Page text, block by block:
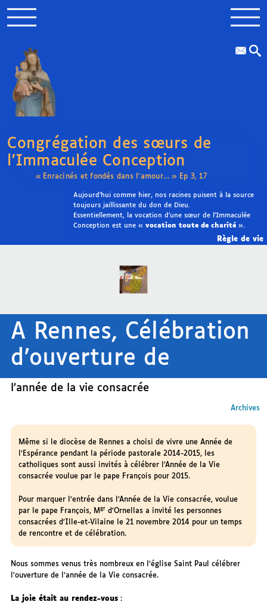
Congrégation des sœurs de
l’Immaculée Conception
« Enracinés et fondés dans l’amour… » Ep 3, 17
Règle de vie
Aujourd’hui comme hier, nos racines puisent à la source
toujours jaillissante du don de Dieu.
Essentiellement, la vocation d’une sœur de l’Immaculée
Conception est une « vocation toute de charité».
A Rennes, Célébration
d’ouverture de
l’année de la vie consacrée
Archives
Même si le diocèse de Rennes a choisi de vivre une Année de
l’Espérance pendant la période pastorale 2014-2015, les
catholiques sont aussi invités à célébrer l’Année de la Vie
consacrée voulue par le pape François pour 2015.
Pour marquer l’entrée dans l’Année de la Vie consacrée, voulue
par le pape François, Mgr d’Ornellas a invité les personnes
consacrées d’Ille-et-Vilaine le 21 novembre 2014 pour un temps
de rencontre et de célébration.
Nous sommes venus très nombreux en l’église Saint Paul célébrer
l’ouverture de l’année de la Vie consacrée.
La joie était au rendez-vous :